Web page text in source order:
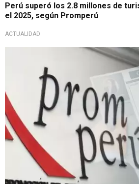
Perú superó los 2.8 millones de
el 2025, según Promperú
ACTUALIDAD